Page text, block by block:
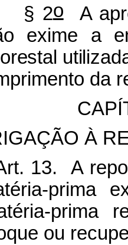
oA
exime a
da
À
13. A
prima
prima
ou